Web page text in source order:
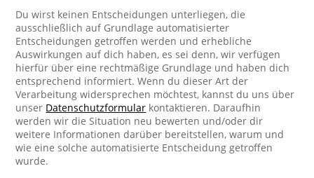
Du wirst keinen Entscheidungen unterliegen, die
ausschließlich auf Grundlage automatisierter
Entscheidungen getroffen werden und erhebliche
Auswirkungen auf dich haben, es sei denn, wir verfügen
hierfür über eine rechtmäßige Grundlage und haben dich
entsprechend informiert. Wenn du dieser Art der
Verarbeitung widersprechen möchtest, kannst du uns über
unser Datenschutzformular kontaktieren. Daraufhin
werden wir die Situation neu bewerten und/oder dir
weitere Informationen darüber bereitstellen, warum und
wie eine solche automatisierte Entscheidung getroffen
wurde.